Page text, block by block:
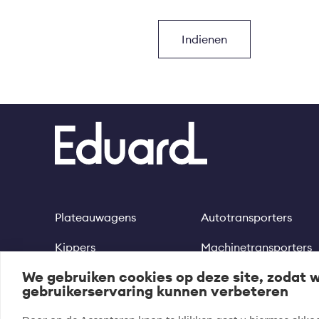
We gebruiken cookies op deze site, zodat
gebruikerservaring kunnen verbeteren
Footer
Plateauwagens
Kippers
Multitransporters
Autotransporters
Machinetransporters
Motortrailer